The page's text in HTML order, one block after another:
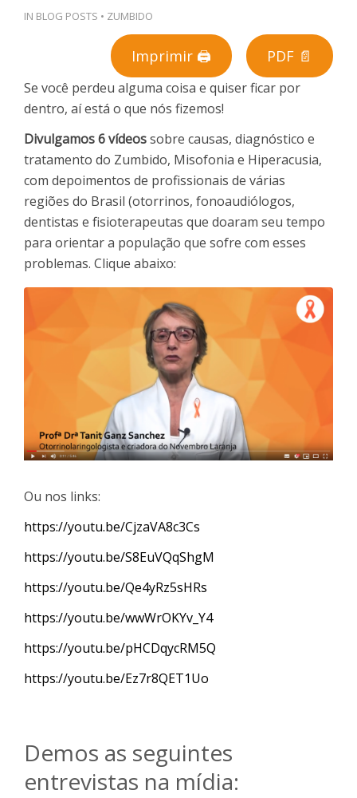
IN BLOG POSTS • ZUMBIDO
Imprimir 🖨 PDF 📄
Se você perdeu alguma coisa e quiser ficar por
dentro, aí está o que nós fizemos!
Divulgamos 6 vídeossobre causas, diagnóstico e
tratamento do Zumbido, Misofonia e Hiperacusia,
com depoimentos de profissionais de várias
regiões do Brasil (otorrinos, fonoaudiólogos,
dentistas e fisioterapeutas que doaram seu tempo
para orientar a população que sofre com esses
problemas. Clique abaixo:
Ou nos links:
https://youtu.be/CjzaVA8c3Cs
https://youtu.be/S8EuVQqShgM
https://youtu.be/Qe4yRz5sHRs
https://youtu.be/wwWrOKYv_Y4
https://youtu.be/pHCDqycRM5Q
https://youtu.be/Ez7r8QET1Uo
Demos as seguintes
entrevistas na mídia: